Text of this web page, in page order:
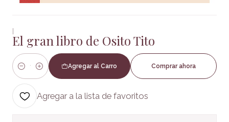
|
El gran libro de Osito Tito
Cantidad
Agregar al Carro Comprar ahora
Agregar a la lista de favoritos